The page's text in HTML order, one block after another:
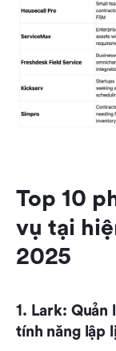
Top 10
vụ tại
2025
1. Lark:
tính năng lập